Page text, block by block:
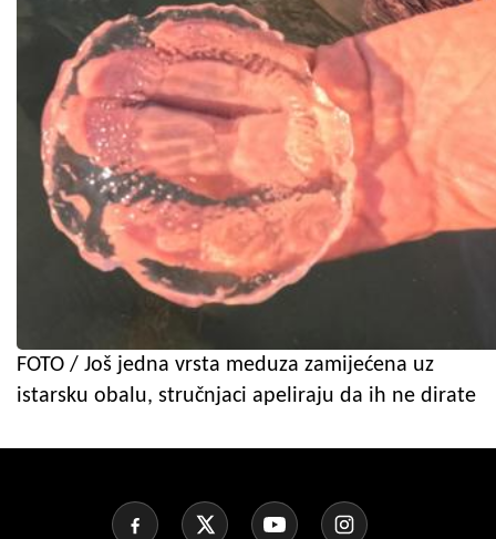
FOTO / Još jedna vrsta meduza zamijećena uz
istarsku obalu, stručnjaci apeliraju da ih ne dirate